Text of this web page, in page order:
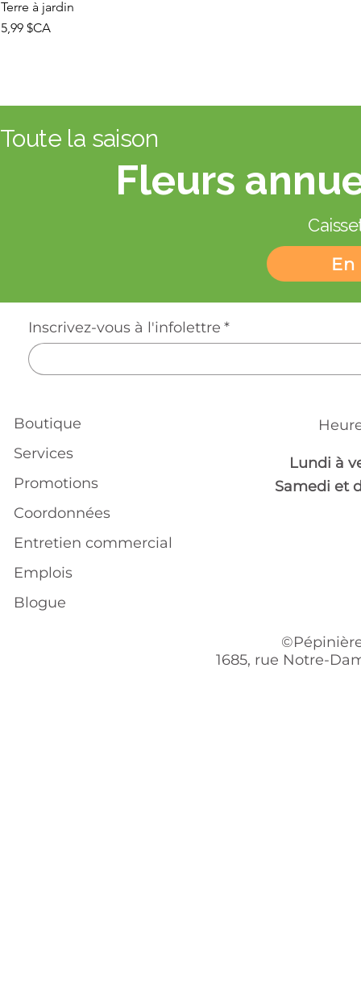
Terre à jardin
Prix
5,99 $CA
Fleurs
Toute la saison
Inscrivez-vous à l'infolettre *
Boutique
Services
Promotions
Coordonnées
Entretien commercial
Emplois
Blogue
Lundi à
Samedi et
1685, rue Notre-